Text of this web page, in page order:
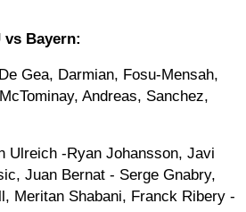
Bayern:
De Gea, Darmian, Fosu-Mensah,
Andreas, Sanchez,
Ulreich -Ryan Johansson, Javi
Juan Bernat - Serge Gnabry,
Meritan Shabani, Franck Ribery -